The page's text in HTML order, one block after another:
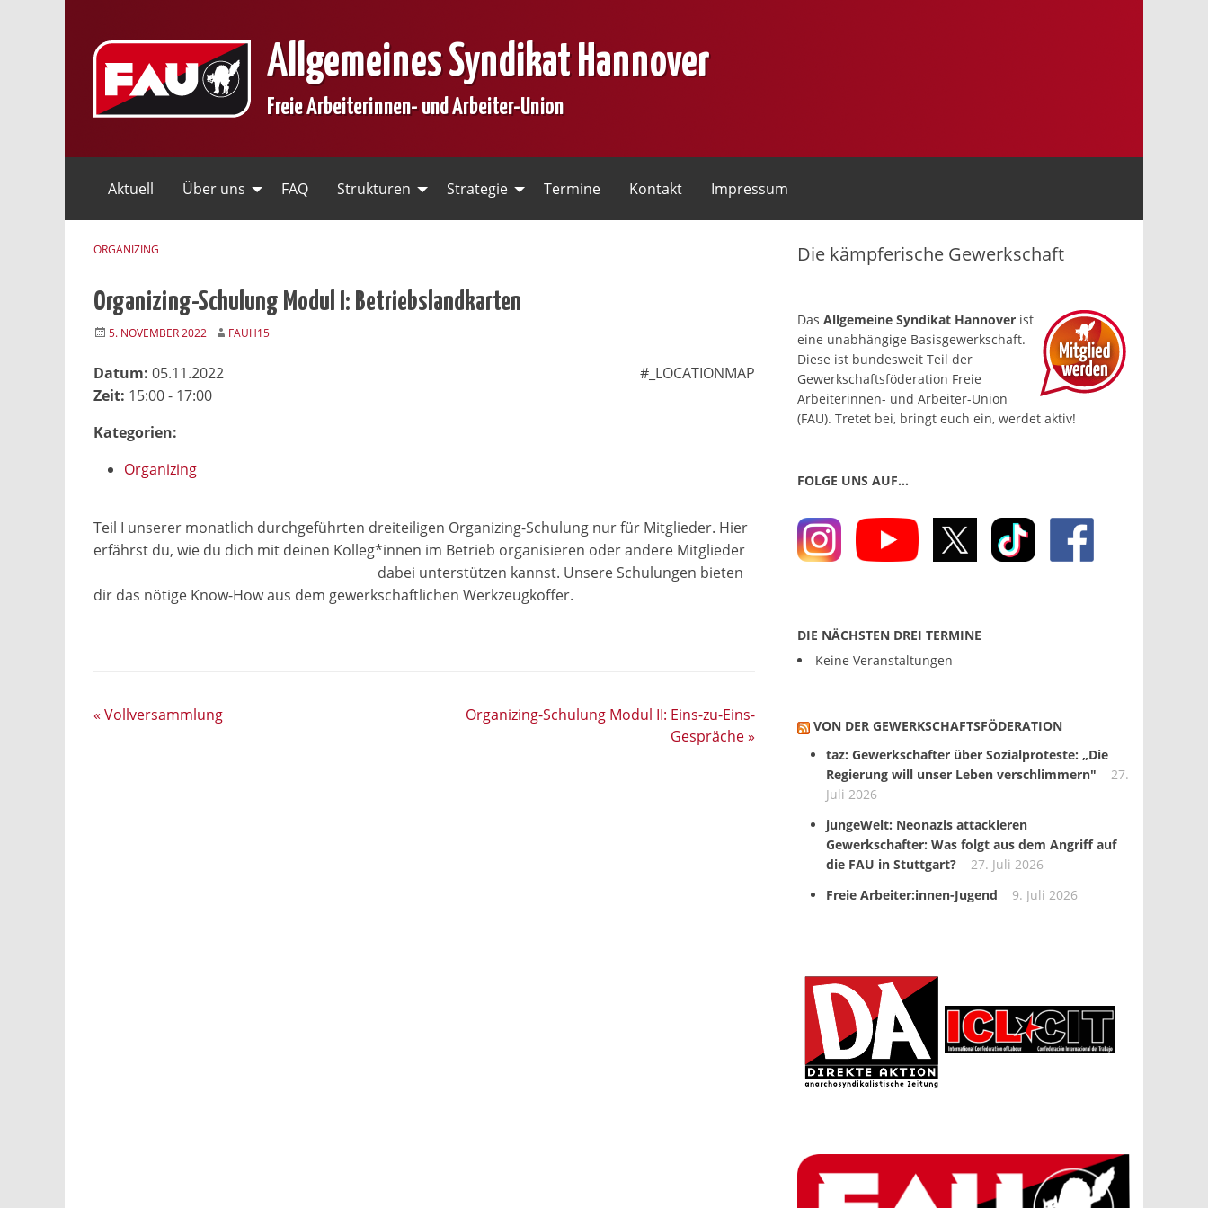
Allgemeines Syndikat Hannover
Freie Arbeiterinnen- und Arbeiter-Union
Aktuell Über uns FAQ Strukturen Strategie Termine Kontakt Impressum
ORGANIZING
Organizing-Schulung Modul I: Betriebslandkarten
5. NOVEMBER 2022 FAUH15
#_LOCATIONMAP
Datum: 05.11.2022
Zeit: 15:00 - 17:00
Kategorien:
Organizing
Teil I unserer monatlich durchgeführten dreiteiligen Organizing-Schulung nur für Mitglieder. Hier
erfährst du, wie du dich mit deinen Kolleg*innen im Betrieb organisieren oder andere Mitglieder
dabei unterstützen kannst. Unsere Schulungen bieten
dir das nötige Know-How aus dem gewerkschaftlichen Werkzeugkoffer.
« Vollversammlung
Organizing-Schulung Modul II: Eins-zu-Eins-
Gespräche»
Die kämpferische Gewerkschaft
Das Allgemeine Syndikat Hannover ist
eine un­abhängige Basis­gewerkschaft.
Diese ist bundesweit Teil der
Gewerkschafts­föderation Freie
Arbeiterinnen- und Arbeiter-Union
(FAU). Tretet bei, bringt euch ein, werdet aktiv!
FOLGE UNS AUF…
DIE NÄCHSTEN DREI TERMINE
Keine Veranstaltungen
VON DER GEWERKSCHAFTS­FÖDERATION
taz: Gewerkschafter über Sozialproteste: „Die
Regierung will unser Leben verschlimmern"
27.
Juli 2026
jungeWelt: Neonazis attackieren
Gewerkschafter: Was folgt aus dem Angriff auf
die FAU in Stuttgart?
27. Juli 2026
Freie Arbeiter:innen-Jugend
9. Juli 2026